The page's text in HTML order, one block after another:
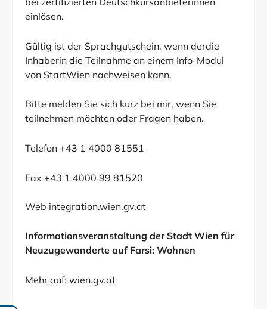
einlösen.
Gültig ist der Sprachgutschein, wenn derdie
Inhaberin die Teilnahme an einem Info-Modul
von StartWien nachweisen kann.
Bitte melden Sie sich kurz bei mir, wenn Sie
teilnehmen möchten oder Fragen haben.
Telefon +43 1 4000 81551
Fax +43 1 4000 99 81520
Web integration.wien.gv.at
Informationsveranstaltung der Stadt Wien für
Neuzugewanderte auf Farsi: Wohnen
Mehr auf: wien.gv.at